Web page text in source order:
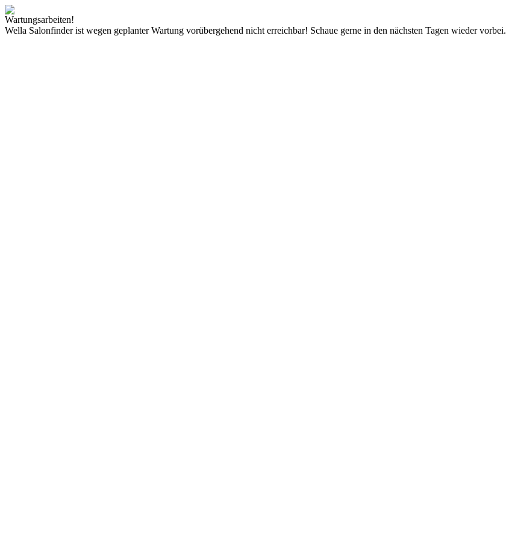
Wartungsarbeiten!
Wella Salonfinder ist wegen geplanter Wartung vorübergehend nicht erreichbar! Schaue gerne in den nächsten Tagen wieder vorbei.